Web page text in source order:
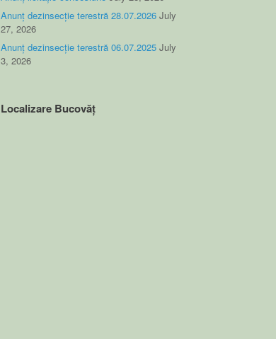
Anunț dezinsecție terestră 28.07.2026 July
27, 2026
Anunț dezinsecție terestră 06.07.2025 July
3, 2026
Localizare Bucovăț